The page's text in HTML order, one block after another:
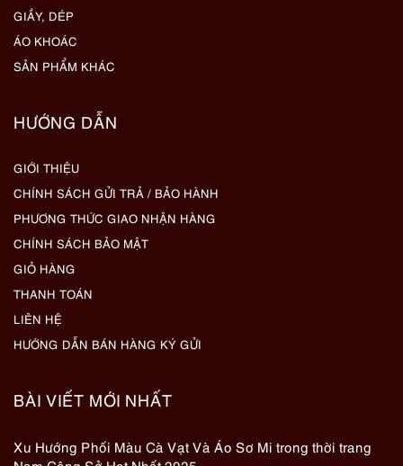
GIẦY, DÉP
ÁO KHOÁC
SẢN PHẨM KHÁC
HƯỚNG DẪN
GIỚI THIỆU
CHÍNH SÁCH GỬI TRẢ / BẢO HÀNH
PHƯƠNG THỨC GIAO NHẬN HÀNG
CHÍNH SÁCH BẢO MẬT
GIỎ HÀNG
THANH TOÁN
LIÊN HỆ
HƯỚNG DẪN BÁN HÀNG KÝ GỬI
BÀI VIẾT MỚI NHẤT
Xu Hướng Phối Màu Cà Vạt Và Áo Sơ Mi trong thời trang